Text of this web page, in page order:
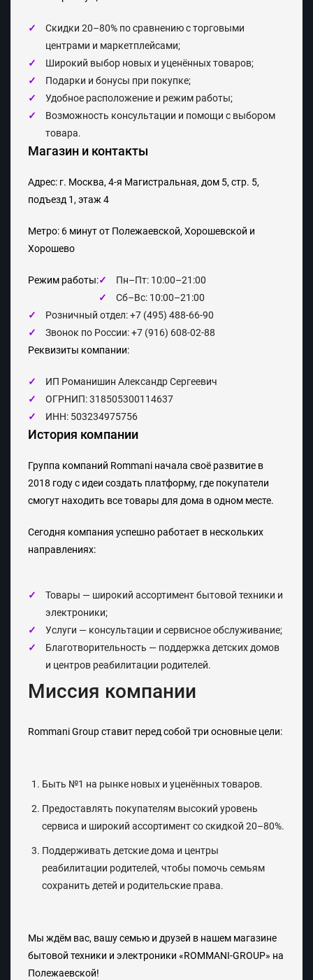
Скидки 20–80% по сравнению с торговыми
центрами и маркетплейсами;
Широкий выбор новых и уценённых товаров;
Подарки и бонусы при покупке;
Удобное расположение и режим работы;
Возможность консультации и помощи с выбором
товара.
Магазин и контакты
Адрес: г. Москва, 4-я Магистральная, дом 5, стр. 5,
подъезд 1, этаж 4
Метро: 6 минут от Полежаевской, Хорошевской и
Хорошево
Режим работы:
Пн–Пт: 10:00–21:00
Сб–Вс: 10:00–21:00
Розничный отдел: +7 (495) 488-66-90
Звонок по России: +7 (916) 608-02-88
Реквизиты компании:
ИП Романишин Александр Сергеевич
ОГРНИП: 318505300114637
ИНН: 503234975756
История компании
Группа компаний Rommani начала своё развитие в
2018 годус идеи создать платформу, где покупатели
смогут находить все товары для дома в одном месте.
Сегодня компания успешно работает в нескольких
направлениях:
Товары — широкий ассортимент бытовой техники и
электроники;
Услуги — консультации и сервисное обслуживание;
Благотворительность — поддержка детских домов
и центров реабилитации родителей.
Миссия компании
Rommani Group ставит перед собой три основные цели:
Быть №1 на рынке новых и уценённых товаров.
Предоставлять покупателям высокий уровень
сервиса и широкий ассортимент соскидкой 20–80%.
Поддерживать детские дома и центры
реабилитации родителей, чтобы помочь семьям
сохранить детей и родительские права.
Мы ждём вас, вашу семью и друзей в нашем магазине
бытовой техники и электроники «ROMMANI-GROUP» на
Полежаевской!